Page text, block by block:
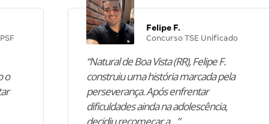
o
Felipe F.
Concurso TSE Unificado
“Natural de Boa Vista (RR), Felipe F.
construiu uma história marcada pela
perseverança. Após enfrentar
dificuldades ainda na adolescência,